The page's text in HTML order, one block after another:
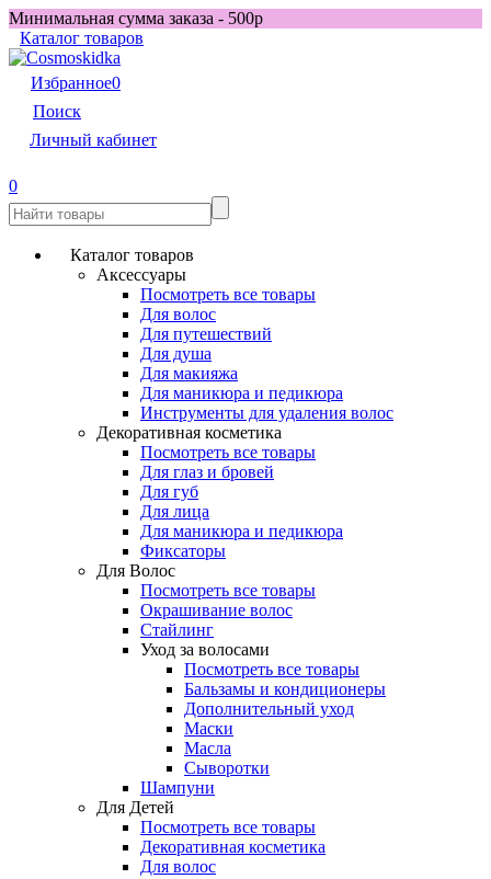
Минимальная сумма заказа - 500р
Каталог товаров
Избранное0
Поиск
Личный кабинет
0
Каталог товаров
Аксессуары
Посмотреть все товары
Для волос
Для путешествий
Для душа
Для макияжа
Для маникюра и педикюра
Инструменты для удаления волос
Декоративная косметика
Посмотреть все товары
Для глаз и бровей
Для губ
Для лица
Для маникюра и педикюра
Фиксаторы
Для Волос
Посмотреть все товары
Окрашивание волос
Стайлинг
Уход за волосами
Посмотреть все товары
Бальзамы и кондиционеры
Дополнительный уход
Маски
Масла
Сыворотки
Шампуни
Для Детей
Посмотреть все товары
Декоративная косметика
Для волос